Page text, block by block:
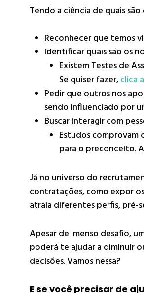
Tendo a ciência de quais
Reconhecer que temos
Identificar quais são os
Existem Testes de
Se quiser fazer,clica
Pedir que outros nos
sendo influenciado por
Buscar interagir com
Estudos comprovam
para o preconceito.
Já no universo do
contratações, como expor
atraia diferentes perfis, pré-
Apesar de imenso desafio,
poderá te ajudar a diminuir
decisões. Vamos nessa?
E se você precisar de